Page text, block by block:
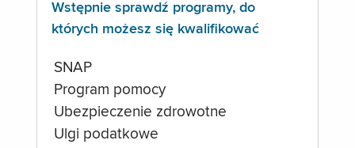
Wstępnie sprawdź programy, do
których możesz się kwalifikować
SNAP
Program pomocy
Ubezpieczenie zdrowotne
Ulgi podatkowe